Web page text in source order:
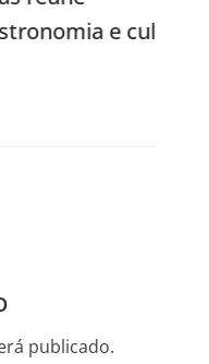
e cultura
publicado.